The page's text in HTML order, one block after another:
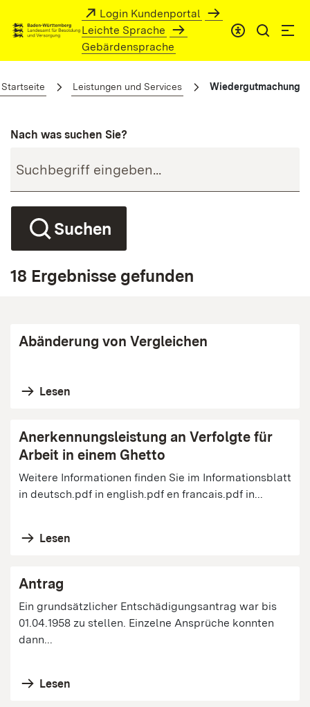
Zum Hauptinhalt springenLogin Kundenportal
Leichte Sprache
Gebärdensprache
Startseite Leistungen und Services Wiedergutmachung
Nach was suchen Sie?
Suchen
18 Ergebnisse gefunden
Abänderung von Vergleichen
Lesen
Anerkennungsleistung an Verfolgte für
Arbeit in einem Ghetto
Weitere Informationen finden Sie im Informationsblatt
in deutsch.pdf in english.pdf en francais.pdf in...
Lesen
Antrag
Ein grundsätzlicher Entschädigungsantrag war bis
01.04.1958 zu stellen. Einzelne Ansprüche konnten
dann...
Lesen